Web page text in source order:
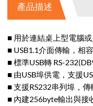
產品描述
■ 用於連結桌上型電腦
■ USB1.1介面傳輸，相
■ 標準USB轉 RS-
■ 由USB埠供電，支援
■ 支援RS232串列埠，
■ 內建256byte輸出與接